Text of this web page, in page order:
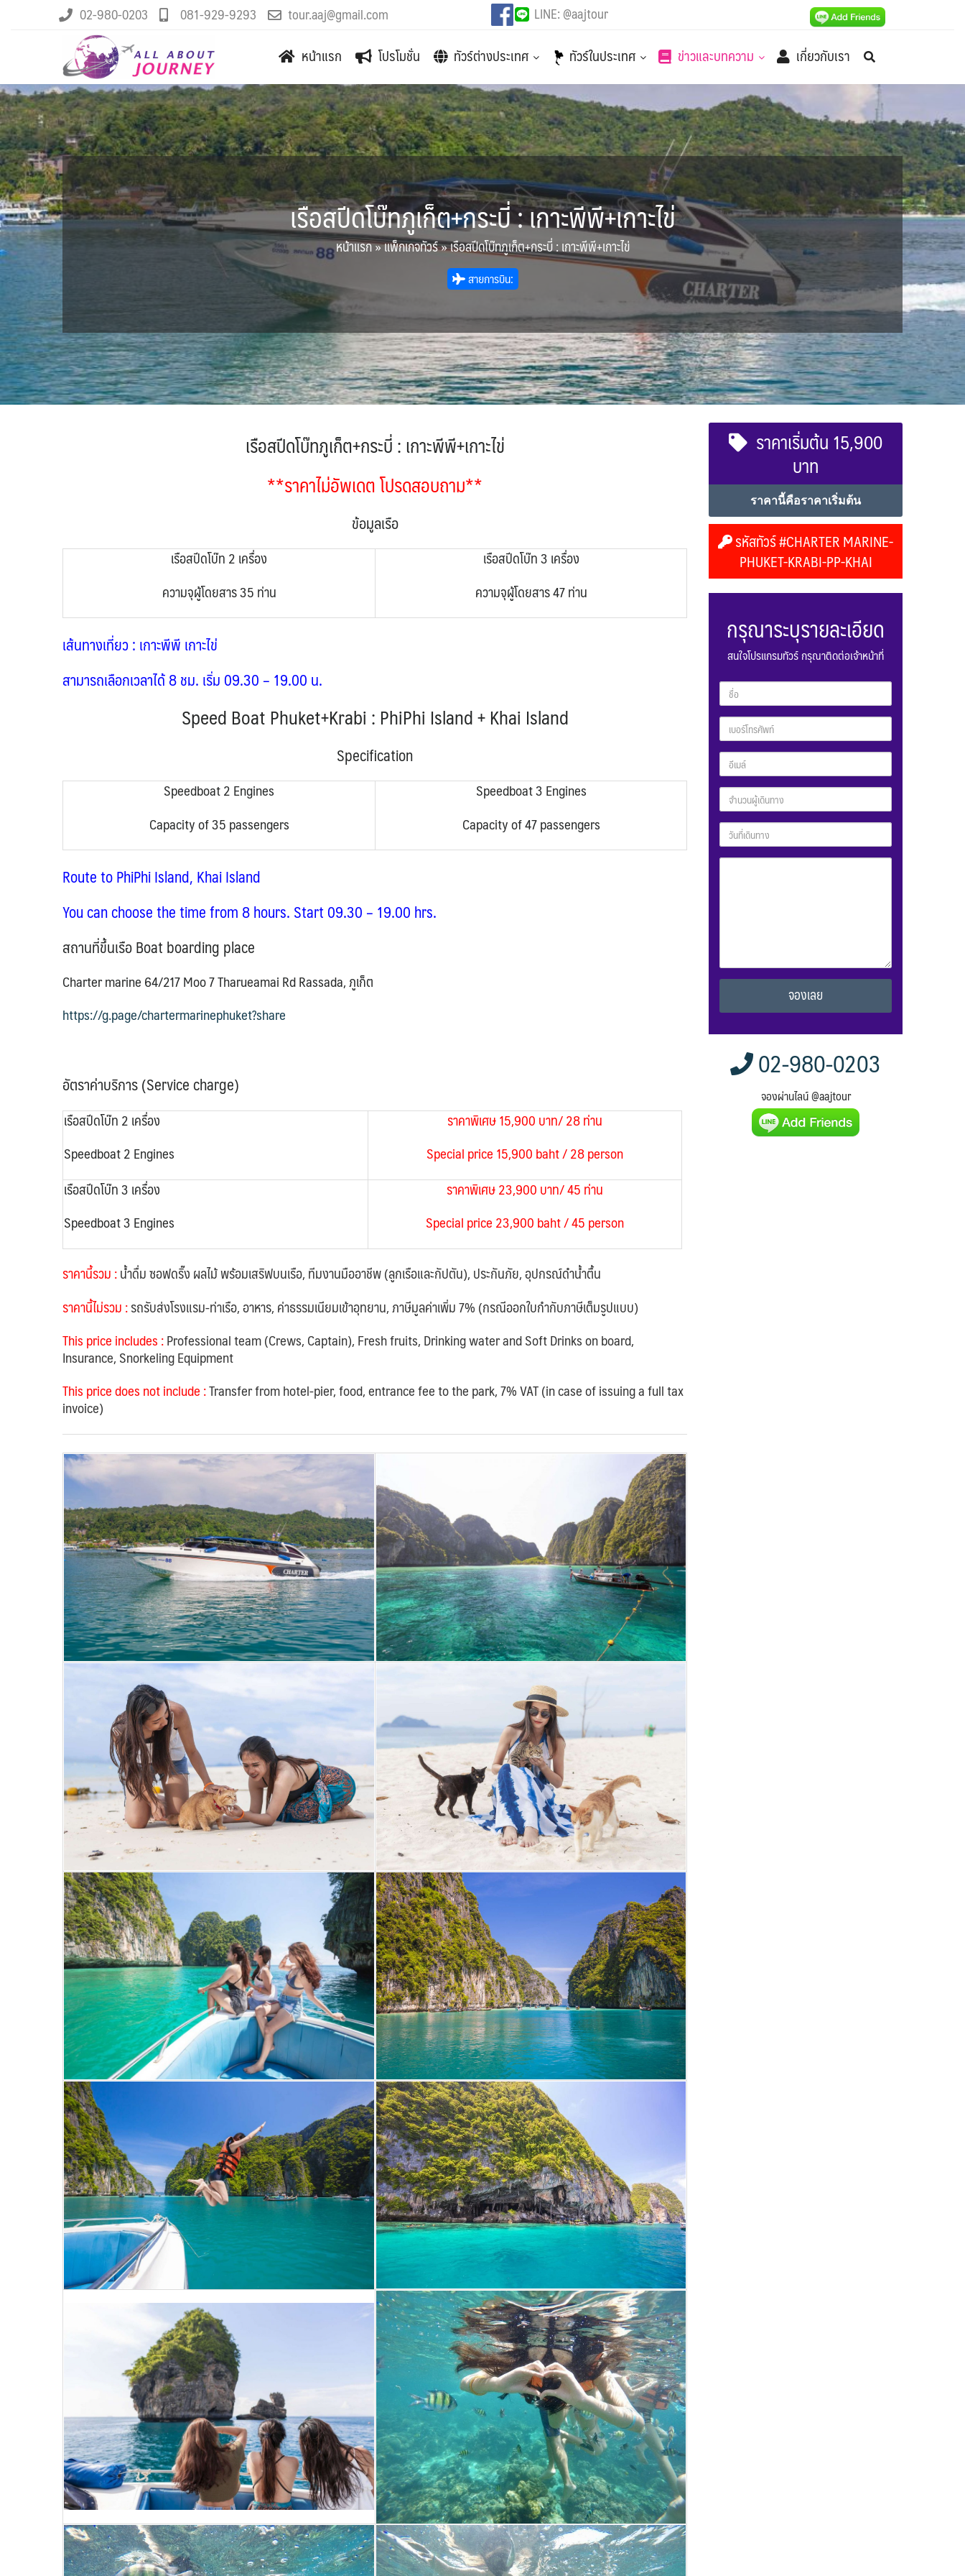
02-980-0203 081-929-9293 tour.aaj@gmail.com LINE: @aajtour
หน้าแรก โปรโมชั่น ทัวร์ต่างประเทศ ทัวร์ในประเทศ ข่าวและบทความ เกี่ยวกับเรา
เรือสปีดโบ๊ทภูเก็ต+กระบี่ : เกาะพีพี+เกาะไข่
หน้าแรก»แพ็กเกจทัวร์»เรือสปีดโบ๊ทภูเก็ต+กระบี่ : เกาะพีพี+เกาะไข่
สายการบิน:
เรือสปีดโบ๊ทภูเก็ต+กระบี่: เกาะพีพี+เกาะไข่
**ราคาไม่อัพเดต โปรดสอบถาม**
ข้อมูลเรือ
เรือสปีดโบ๊ท 2 เครื่อง
ความจุผู้โดยสาร 35 ท่าน
เรือสปีดโบ๊ท 3 เครื่อง
ความจุผู้โดยสาร 47 ท่าน
เส้นทางเที่ยว : เกาะพีพี เกาะไข่
สามารถเลือกเวลาได้ 8 ชม. เริ่ม 09.30 – 19.00 น.
Speed Boat Phuket+Krabi : PhiPhi Island + Khai Island
Specification
Speedboat 2 Engines
Capacity of 35 passengers
Speedboat 3 Engines
Capacity of 47 passengers
Route to PhiPhi Island, Khai Island
You can choose the time from 8 hours. Start 09.30 – 19.00 hrs.
สถานที่ขึ้นเรือ Boat boarding place
Charter marine 64/217 Moo 7 Tharueamai Rd Rassada, ภูเก็ต
https://g.page/chartermarinephuket?share
อัตราค่าบริการ(Service charge)
เรือสปีดโบ๊ท 2 เครื่อง
Speedboat 2 Engines
ราคาพิเศษ 15,900 บาท/ 28 ท่าน
Special price 15,900 baht / 28 person
เรือสปีดโบ๊ท 3 เครื่อง
Speedboat 3 Engines
ราคาพิเศษ 23,900 บาท/ 45 ท่าน
Special price 23,900 baht / 45 person
ราคานี้รวม:น้ำดื่ม ซอฟดริ๊ง ผลไม้ พร้อมเสริฟบนเรือ, ทีมงานมืออาชีพ (ลูกเรือและกัปตัน), ประกันภัย, อุปกรณ์ดำน้ำตื้น
ราคานี้ไม่รวม:รถรับส่งโรงแรม-ท่าเรือ, อาหาร,ค่าธรรมเนียมเข้าอุทยาน,ภาษีมูลค่าเพิ่ม 7% (กรณีออกใบกำกับภาษีเต็มรูปแบบ)
This price includes :Professional team (Crews, Captain), Fresh fruits, Drinking water and Soft Drinks on board,
Insurance, Snorkeling Equipment
This price does not include :Transfer from hotel-pier, food, entrance fee to the park, 7% VAT (in case of issuing a full tax
invoice)
ราคาเริ่มต้น 15,900
บาท
ราคานี้คือราคาเริ่มต้น
รหัสทัวร์ #CHARTER MARINE-
PHUKET-KRABI-PP-KHAI
กรุณาระบุรายละเอียด
สนใจโปรแกรมทัวร์ กรุณาติดต่อเจ้าหน้าที่
Alternative:
02-980-0203
จองผ่านไลน์ @aajtour